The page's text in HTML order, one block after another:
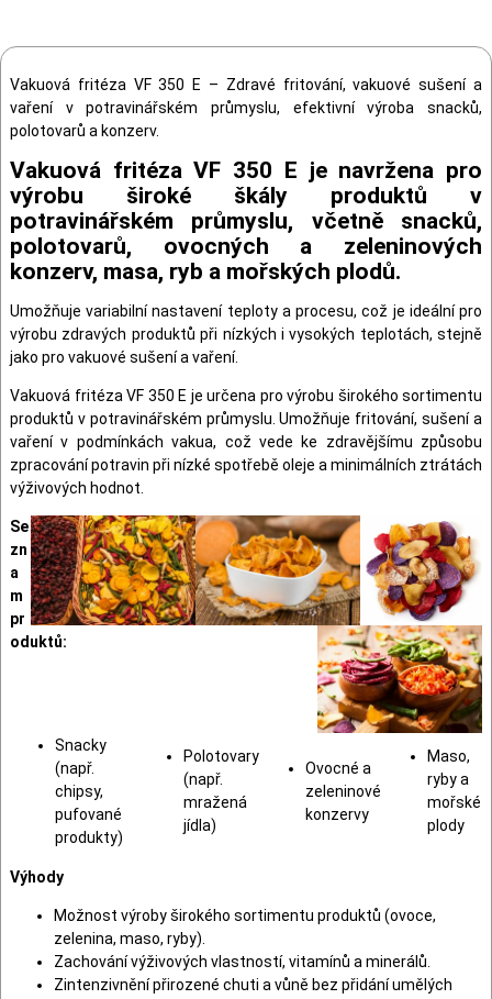
Vakuová fritéza VF 350 E – Zdravé fritování, vakuové sušení a
vaření v potravinářském průmyslu, efektivní výroba snacků,
polotovarů a konzerv.
Vakuová fritéza VF 350 E je navržena pro
výrobu široké škály produktů v
potravinářském průmyslu, včetně snacků,
polotovarů, ovocných a zeleninových
konzerv, masa, ryb a mořských plodů.
Umožňuje variabilní nastavení teploty a procesu, což je ideální pro
výrobu zdravých produktů při nízkých i vysokých teplotách, stejně
jako pro vakuové sušení a vaření.
Vakuová fritéza VF 350 E je určena pro výrobu širokého sortimentu
produktů v potravinářském průmyslu. Umožňuje fritování, sušení a
vaření v podmínkách vakua, což vede ke zdravějšímu způsobu
zpracování potravin při nízké spotřebě oleje a minimálních ztrátách
výživových hodnot.
Se
zn
a
m
pr
oduktů:
Snacky
(např.
chipsy,
pufované
produkty)
Polotovary
(např.
mražená
jídla)
Ovocné a
zeleninové
konzervy
Maso,
ryby a
mořské
plody
Výhody
Možnost výroby širokého sortimentu produktů (ovoce,
zelenina, maso, ryby).
Zachování výživových vlastností, vitamínů a minerálů.
Zintenzivnění přirozené chuti a vůně bez přidání umělých